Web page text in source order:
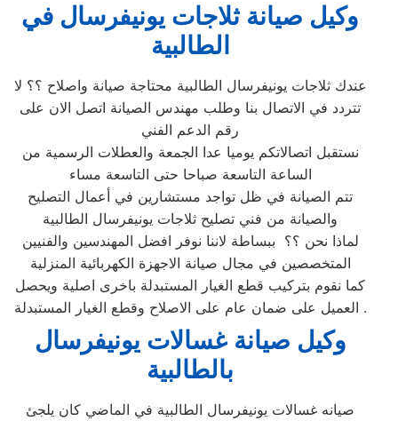
وكيل صيانة ثلاجات يونيفرسال في
الطالبية
عندك ثلاجات يونيفرسال الطالبية محتاجة صيانة واصلاح ؟؟ لا
تتردد في الاتصال بنا وطلب مهندس الصيانة اتصل الان على
رقم الدعم الفني
نستقبل اتصالاتكم يوميا عدا الجمعة والعطلات الرسمية من
الساعة التاسعة صباحا حتى التاسعة مساء
تتم الصيانة في ظل تواجد مستشارين في أعمال التصليح
والصيانة من فني تصليح ثلاجات يونيفرسال الطالبية
لماذا نحن ؟؟ ببساطة لاننا نوفر افضل المهندسين والفنيين
المتخصصين في مجال صيانة الاجهزة الكهربائية المنزلية
كما نقوم بتركيب قطع الغيار المستبدلة باخرى اصلية ويحصل
العميل على ضمان عام على الاصلاح وقطع الغيار المستبدلة .
وكيل صيانةغسالات يونيفرسال
بالطالبية
صيانه غسالات يونيفرسال الطالبية في الماضي كان يلجئ